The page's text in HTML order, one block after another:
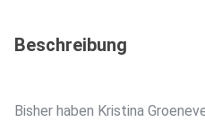
Beschreibung
Bisher haben Kristina